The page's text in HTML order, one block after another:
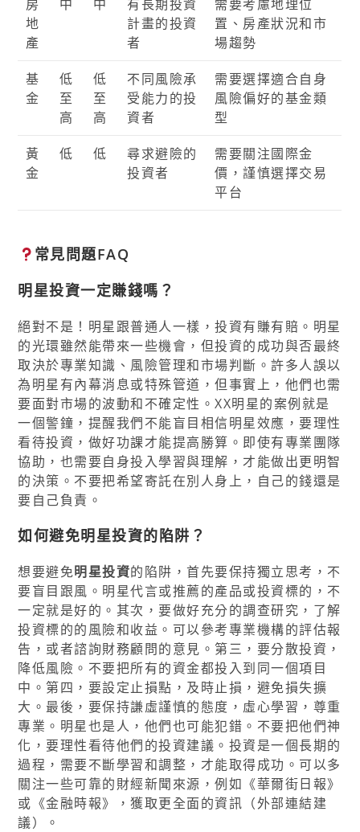
房
地
產
中 中
有長期投資
計畫的投資
者
需要考慮地理位
置、房產狀況和市
場趨勢
基
金
低
至
高
低
至
高
不同風險承
受能力的投
資者
需要選擇適合自身
風險偏好的基金類
型
黃
金
低 低
尋求避險的
投資者
需要關注國際金
價，謹慎選擇交易
平台
常見問題FAQ
明星投資一定賺錢嗎？
絕對不是！明星跟普通人一樣，投資有賺有賠。明星
的光環雖然能帶來一些機會，但投資的成功與否最終
取決於專業知識、風險管理和市場判斷。許多人誤以
為明星有內幕消息或特殊管道，但事實上，他們也需
要面對市場的波動和不確定性。XX明星的案例就是
一個警鐘，提醒我們不能盲目相信明星效應，要理性
看待投資，做好功課才能提高勝算。即使有專業團隊
協助，也需要自身投入學習與理解，才能做出更明智
的決策。不要把希望寄託在別人身上，自己的錢還是
要自己負責。
如何避免明星投資的陷阱？
想要避免明星投資的陷阱，首先要保持獨立思考，不
要盲目跟風。明星代言或推薦的產品或投資標的，不
一定就是好的。其次，要做好充分的調查研究，了解
投資標的的風險和收益。可以參考專業機構的評估報
告，或者諮詢財務顧問的意見。第三，要分散投資，
降低風險。不要把所有的資金都投入到同一個項目
中。第四，要設定止損點，及時止損，避免損失擴
大。最後，要保持謙虛謹慎的態度，虛心學習，尊重
專業。明星也是人，他們也可能犯錯。不要把他們神
化，要理性看待他們的投資建議。投資是一個長期的
過程，需要不斷學習和調整，才能取得成功。可以多
關注一些可靠的財經新聞來源，例如《華爾街日報》
或《金融時報》，獲取更全面的資訊（外部連結建
議）。